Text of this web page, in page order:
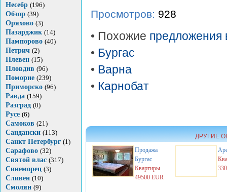
Несебр (196)
Обзор (39)
Оряхово (3)
Пазарджик (14)
Пампорово (40)
Петрич (2)
Плевен (15)
Пловдив (96)
Поморие (239)
Приморско (96)
Равда (159)
Разград (0)
Русе (6)
Самоков (21)
Сандански (113)
Санкт Петербург (1)
Сарафово (32)
Святой влас (317)
Синеморец (3)
Сливен (10)
Смолян (9)
Просмотров: 928
• Похожие предложения
• Бургас
• Варна
• Карнобат
ДРУГИЕ
Продажа
Бургас
Квартиры
49500 EUR